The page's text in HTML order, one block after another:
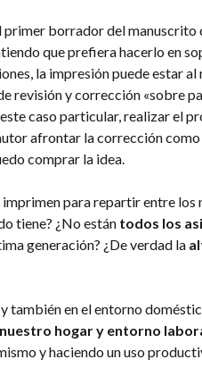
borrador del manuscrito
que prefiera hacerlo en
la impresión puede estar al
revisión y corrección «sobre
caso particular, realizar el
afrontar la corrección como
comprar la idea.
para repartir entre los
tiene? ¿No están todos los
generación? ¿De verdad la
también en el entorno
hogar y entorno
y haciendo un uso